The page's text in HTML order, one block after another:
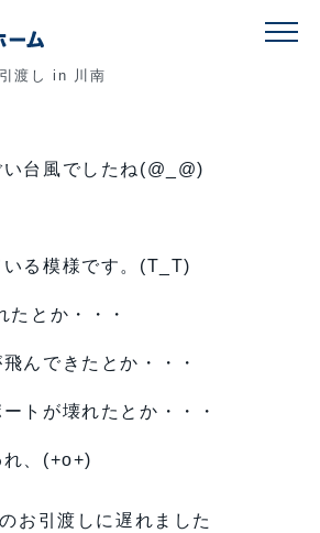
南
渡し in 川南
台風でしたね(@_@)
る模様です。(T_T)
たとか・・・
んできたとか・・・
トが壊れたとか・・・
れ、(+o+)
お引渡しに遅れました